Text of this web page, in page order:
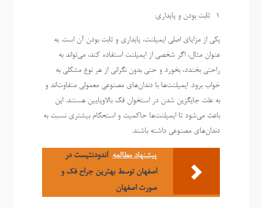
1- ثابت بودن و پایداری:
یکی از مزایای اصلی ایمپلنت، پایداری و ثابت بودن آن است. به
عنوان مثال، اگر شخصی از ایمپلنت استفاده کند، می‌تواند به
راحتی بخندد، بخورد و حتی بدون نگرانی از هر نوع مشکلی به
خواب برود. ایمپلنت‌ها با دندان‌های مصنوعی معمولی متفاوت‌اند و
به علت جایگزین شدن در استخوان فک بالاوپایین هستند. این
باعث می‌شود تا ایمپلنت‌ها حاکمیت و استحکام بیشتری نسبت به
دندان‌های مصنوعی داشته باشند.
پیشنهاد مطالعه اندودنتیست در
اصفهان توسط بهترین جراح فک و
صورت اصفهان